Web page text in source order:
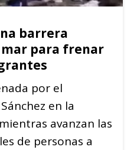
barrera
para frenar
por el
en la
avanzan las
de personas a